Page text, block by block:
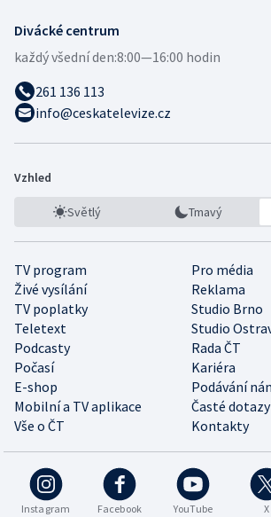
Divácké centrum
každý všední den:8:00—16:00 hodin
261 136 113
info@ceskatelevize.cz
Vzhled
Světlý Tmavý
TV program
Pro média
Živé vysílání
Reklama
TV poplatky
Studio Brno
Teletext
Studio
Podcasty
Rada ČT
Počasí
Kariéra
E-shop
Podávání
Mobilní a TV aplikace
Časté dotazy
Vše o ČT
Kontakty
Instagram Facebook YouTube X